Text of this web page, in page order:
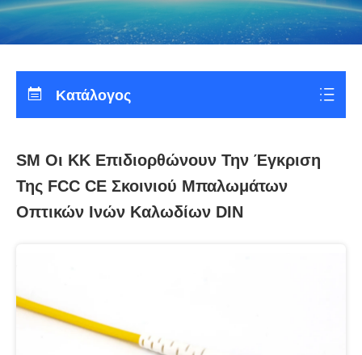
Κατάλογος
SM Οι ΚΚ Επιδιορθώνουν Την Έγκριση
Της FCC CE Σκοινιού Μπαλωμάτων
Οπτικών Ινών Καλωδίων DIN